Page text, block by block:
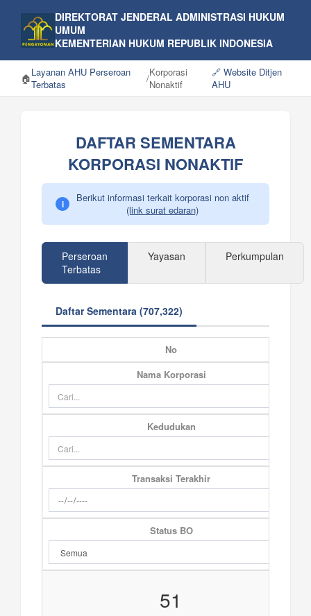
DIREKTORAT JENDERAL ADMINISTRASI HUKUM
UMUM
KEMENTERIAN HUKUM REPUBLIK INDONESIA
🏠Layanan AHU Perseroan
Terbatas
/Korporasi
Nonaktif
🔗 Website Ditjen
AHU
DAFTAR SEMENTARA
KORPORASI NONAKTIF
i
Berikut informasi terkait korporasi non aktif
(link surat edaran)
Perseroan
Terbatas
Yayasan Perkumpulan
Daftar Sementara (707,322)
No
Nama Korporasi
Kedudukan
Transaksi Terakhir
Status BO
51